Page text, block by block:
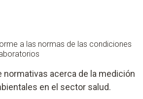
a las normas de las condiciones
normativas acerca de la medición
en el sector salud.